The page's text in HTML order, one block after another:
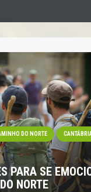
DO NORTE
PARA SE
NORTE